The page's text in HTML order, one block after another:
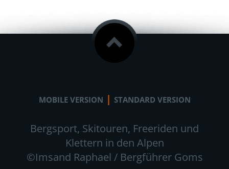
MOBILE VERSION | STANDARD VERSION
Bergsport, Skitouren, Freeriden und
Klettern in den Alpen
©Imsand Raphael / Bergführer Goms